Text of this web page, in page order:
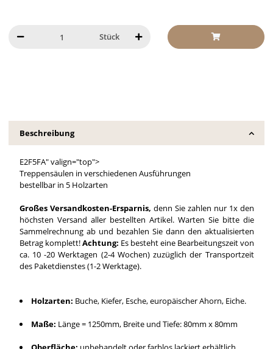
Stück
Beschreibung
E2F5FA" valign="top">
Treppensäulen in verschiedenen Ausführungen
bestellbar in 5 Holzarten
Großes Versandkosten-Ersparnis, denn Sie zahlen nur 1x den
höchsten Versand aller bestellten Artikel. Warten Sie bitte die
Sammelrechnung ab und bezahlen Sie dann den aktualisierten
Betrag komplett!Achtung: Es besteht eine Bearbeitungszeit von
ca. 10 -20 Werktagen (2-4 Wochen) zuzüglich der Transportzeit
des Paketdienstes (1-2 Werktage).
Holzarten: Buche, Kiefer, Esche, europäischer Ahorn, Eiche.
Maße: Länge = 1250mm, Breite und Tiefe: 80mm x 80mm